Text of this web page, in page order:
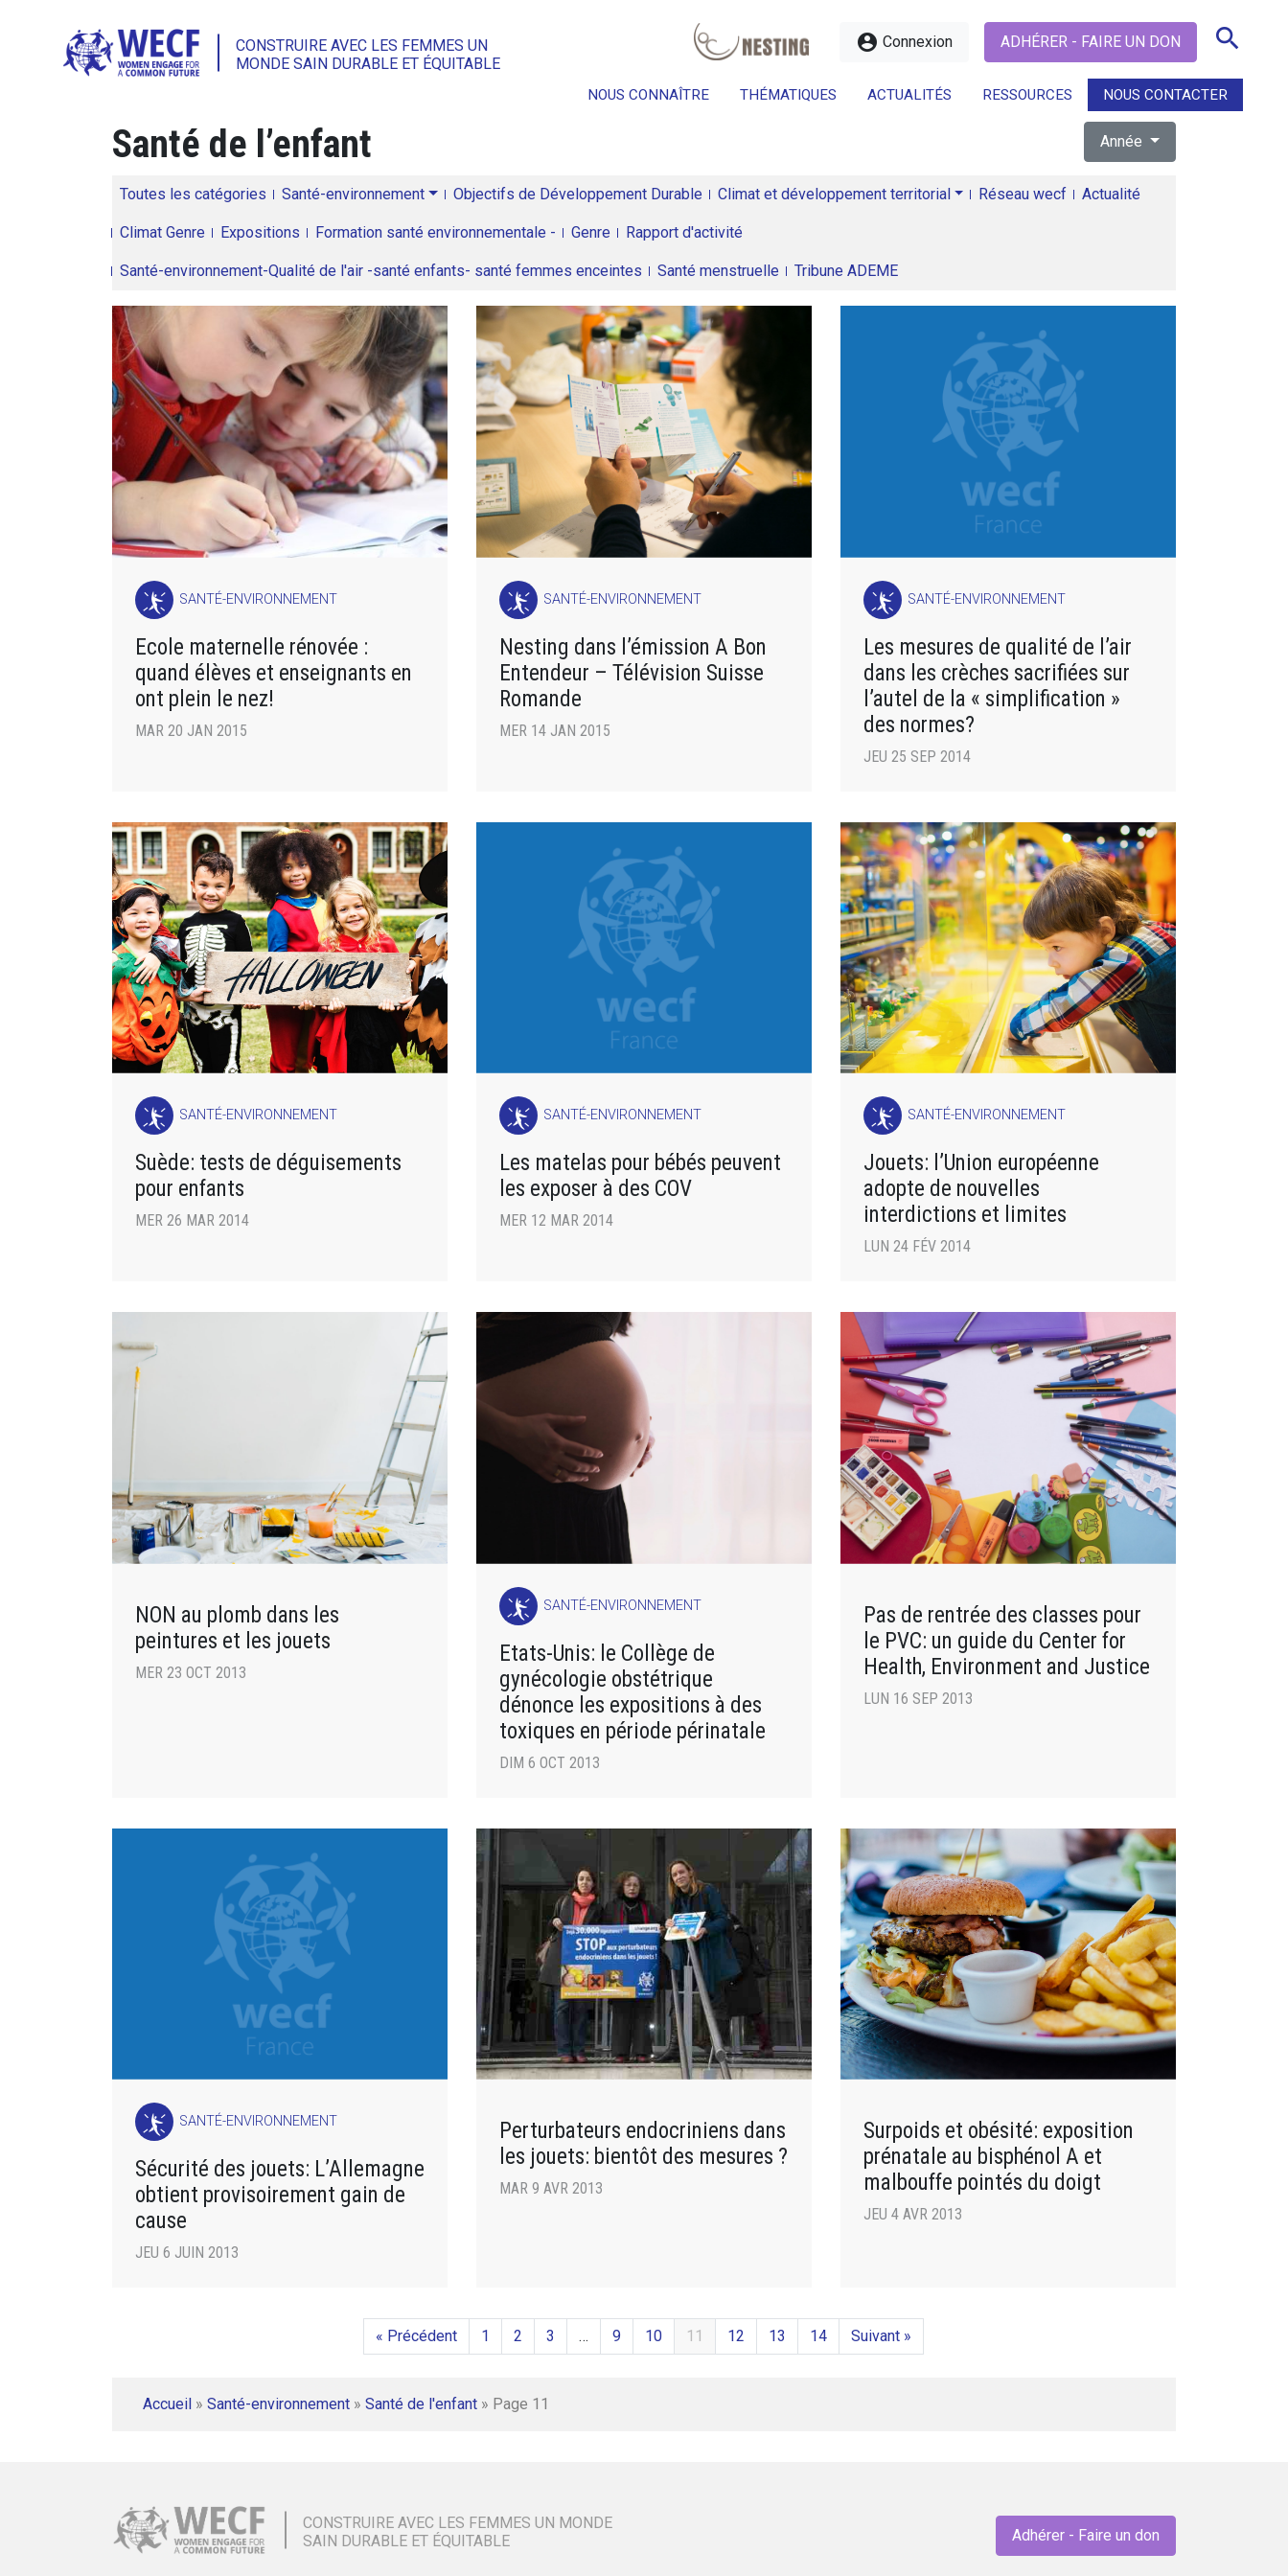
CONSTRUIRE AVEC LES FEMMES UN
MONDE SAIN DURABLE ET ÉQUITABLE
account_circle Connexion ADHÉRER - FAIRE UN DON search
NOUS CONNAÎTRE THÉMATIQUES ACTUALITÉS RESSOURCES NOUS CONTACTER
search
Santé de l’enfant Année
Toutes les catégories Santé-environnement Objectifs de Développement Durable Climat et développement territorial Réseau wecf Actualité
Climat Genre Expositions Formation santé environnementale - Genre Rapport d'activité
Santé-environnement-Qualité de l'air -santé enfants- santé femmes enceintes Santé menstruelle Tribune ADEME
SANTÉ-ENVIRONNEMENT
Ecole maternelle rénovée :
quand élèves et enseignants en
ont plein le nez!
MAR 20 JAN 2015
SANTÉ-ENVIRONNEMENT
Nesting dans l’émission A Bon
Entendeur – Télévision Suisse
Romande
MER 14 JAN 2015
SANTÉ-ENVIRONNEMENT
Les mesures de qualité de l’air
dans les crèches sacrifiées sur
l’autel de la « simplification »
des normes?
JEU 25 SEP 2014
SANTÉ-ENVIRONNEMENT
Suède: tests de déguisements
pour enfants
MER 26 MAR 2014
SANTÉ-ENVIRONNEMENT
Les matelas pour bébés peuvent
les exposer à des COV
MER 12 MAR 2014
SANTÉ-ENVIRONNEMENT
Jouets: l’Union européenne
adopte de nouvelles
interdictions et limites
LUN 24 FÉV 2014
NON au plomb dans les
peintures et les jouets
MER 23 OCT 2013
SANTÉ-ENVIRONNEMENT
Etats-Unis: le Collège de
gynécologie obstétrique
dénonce les expositions à des
toxiques en période périnatale
DIM 6 OCT 2013
Pas de rentrée des classes pour
le PVC: un guide du Center for
Health, Environment and Justice
LUN 16 SEP 2013
SANTÉ-ENVIRONNEMENT
Sécurité des jouets: L’Allemagne
obtient provisoirement gain de
cause
JEU 6 JUIN 2013
Perturbateurs endocriniens dans
les jouets: bientôt des mesures ?
MAR 9 AVR 2013
Surpoids et obésité: exposition
prénatale au bisphénol A et
malbouffe pointés du doigt
JEU 4 AVR 2013
« Précédent 1 2 3 … 9 10 11 12 13 14 Suivant »
Accueil » Santé-environnement » Santé de l'enfant » Page 11
CONSTRUIRE AVEC LES FEMMES UN MONDE
SAIN DURABLE ET ÉQUITABLE
Adhérer - Faire un don